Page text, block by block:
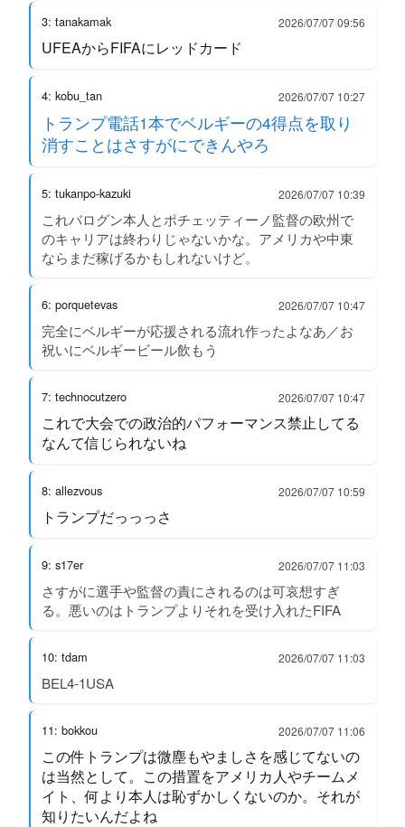
3: tanakamak 2026/07/07 09:56
UFEAからFIFAにレッドカード
4: kobu_tan 2026/07/07 10:27
トランプ電話1本でベルギーの4得点を取り
消すことはさすがにできんやろ
5: tukanpo-kazuki 2026/07/07 10:39
これバログン本人とポチェッティーノ監督の欧州で
のキャリアは終わりじゃないかな。アメリカや中東
ならまだ稼げるかもしれないけど。
6: porquetevas 2026/07/07 10:47
完全にベルギーが応援される流れ作ったよなあ／お
祝いにベルギービール飲もう
7: technocutzero 2026/07/07 10:47
これで大会での政治的パフォーマンス禁止してる
なんて信じられないね
8: allezvous 2026/07/07 10:59
トランプだっっっさ
9: s17er 2026/07/07 11:03
さすがに選手や監督の責にされるのは可哀想すぎ
る。悪いのはトランプよりそれを受け入れたFIFA
10: tdam 2026/07/07 11:03
BEL4-1USA
11: bokkou 2026/07/07 11:06
この件トランプは微塵もやましさを感じてないの
は当然として。この措置をアメリカ人やチームメ
イト、何より本人は恥ずかしくないのか。それが
知りたいんだよね